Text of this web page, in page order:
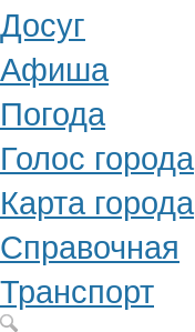
Досуг
Афиша
Погода
Голос города
Карта города
Справочная
Транспорт